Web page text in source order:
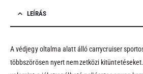
LEÍRÁS
A védjegy oltalma alatt álló carrycruiser
többszörösen nyert nemzetközi